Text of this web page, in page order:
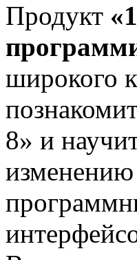
Продукт
широкого
8» и